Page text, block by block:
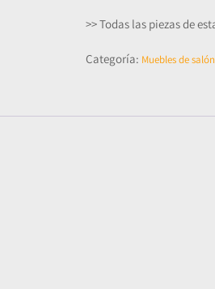
>> Todas las piezas de
Categoría: Muebles de salón